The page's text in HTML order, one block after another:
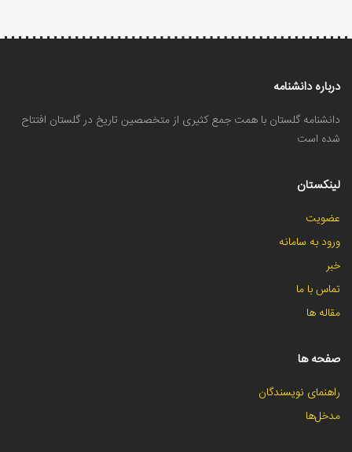
درباره دانشنامه
دانشنامه گلستان با همت جمع کثیری از متخصصین تاریخ در گلستان افتتاح
شده است
لینکستان
عضویت
ورود به سامانه
خبر
تماس با ما
مقاله ها
صفحه ها
راهنمای نویسندگان
مدخل‌ها